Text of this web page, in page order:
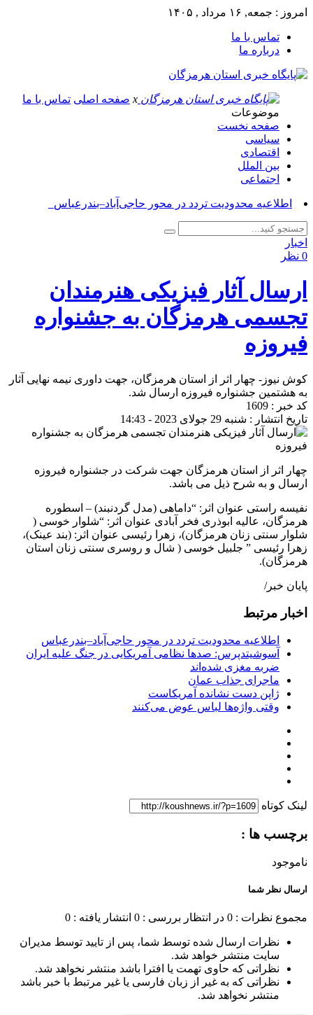
امروز : جمعه, ۱۶ مرداد , ۱۴۰۵
تماس با ما
درباره ما
x صفحه اصلی تماس با ما
موضوعات
صفحه نخست
سیاسی
اقتصادی
بین الملل
اجتماعی
آسو_
اخبار
0 نظر
ارسال آثار فیزیکی هنرمندان
تجسمی هرمزگان به جشنواره
فیروزه
کوش نیوز- چهار اثر از استان هرمزگان، جهت داوری نیمه نهایی آثار
به هشتمین جشنواره فیروزه ارسال شد.
کد خبر : 1609
تاریخ انتشار : شنبه 29 جولای 2023 - 14:43
چهار اثر از استان هرمزگان جهت شرکت در جشنواره فیروزه
ارسال و به شرح ذیل می باشد.
نفیسه راستی عنوان اثر: “داماهی (مدل گردنبند) – اسطوره
هرمزگان، عالیه ابوذری فخر آبادی عنوان اثر: “شلوار خوسی (
شلوار سنتی زنان هرمزگان)، زهرا رئیسی عنوان اثر: (بند عینک)،
زهرا رئیسی ” جلبیل خوسی ( شال و روسری سنتی زنان استان
هرمزگان).
پایان خبر/
اخبار مرتبط
اطلاعیه محدودیت تردد در محور حاجی‌آباد–بندرعباس
آسوشیتدپرس: صدها نظامی آمریکایی در جنگ علیه ایران
ضربه مغزی شده‌اند
ماجرای جذاب عمان
ژاپن دست نشانده آمریکاست
وقتی واژه‌ها لباس عوض می‌کنند
لینک کوتاه
برچسب ها :
ناموجود
ارسال نظر شما
مجموع نظرات : 0 در انتظار بررسی : 0 انتشار یافته : 0
نظرات ارسال شده توسط شما، پس از تایید توسط مدیران
سایت منتشر خواهد شد.
نظراتی که حاوی تهمت یا افترا باشد منتشر نخواهد شد.
نظراتی که به غیر از زبان فارسی یا غیر مرتبط با خبر باشد
منتشر نخواهد شد.